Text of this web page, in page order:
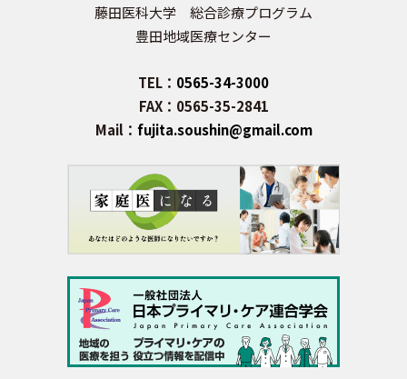
藤田医科大学 総合診療プログラム
豊田地域医療センター
TEL： 0565-34-3000
FAX：0565-35-2841
Mail： fujita.soushin@gmail.com